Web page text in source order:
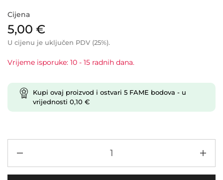
Cijena
5,00 €
U cijenu je uključen PDV (25%).
Vrijeme isporuke: 10 - 15 radnih dana.
Kupi ovaj proizvod i ostvari 5 FAME bodova - u
vrijednosti 0,10 €